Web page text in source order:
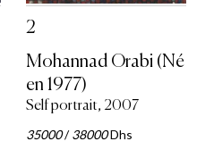
2
Mohannad Orabi (Né
en 1977)
Self portrait, 2007
35000/38000Dhs